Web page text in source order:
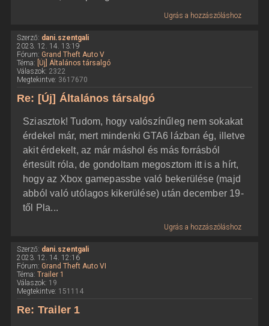
Ugrás a hozzászóláshoz
Szerző: dani.szentgali
2023. 12. 14. 13:19
Fórum: Grand Theft Auto V
Téma: [Új] Általános társalgó
Válaszok: 2322
Megtekintve: 3617670
Re: [Új] Általános társalgó
Sziasztok! Tudom, hogy valószínűleg nem sokakat
érdekel már, mert mindenki GTA6 lázban ég, illetve
akit érdekelt, az már máshol és más forrásból
értesült róla, de gondoltam megosztom itt is a hírt,
hogy az Xbox gamepassbe való bekerülése (majd
abból való utólagos kikerülése) után december 19-
től Pla...
Ugrás a hozzászóláshoz
Szerző: dani.szentgali
2023. 12. 14. 12:16
Fórum: Grand Theft Auto VI
Téma: Trailer 1
Válaszok: 19
Megtekintve: 151114
Re: Trailer 1